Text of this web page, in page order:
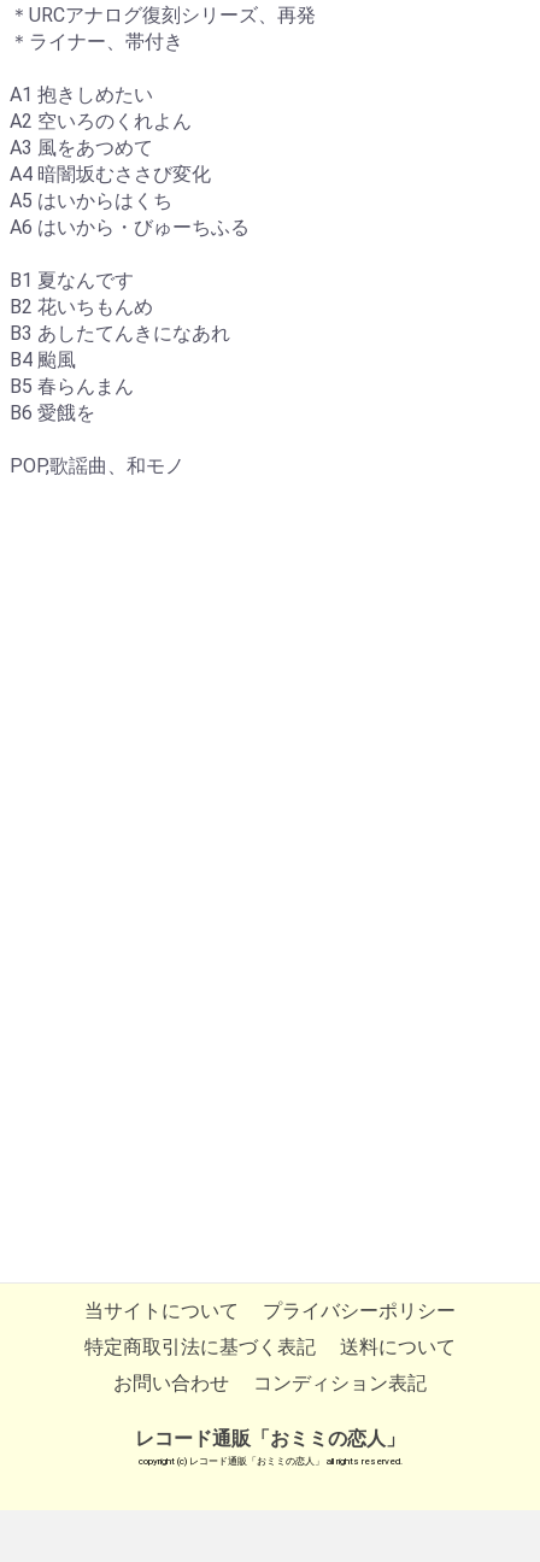
＊URCアナログ復刻シリーズ、再発
＊ライナー、帯付き
A1 抱きしめたい
A2 空いろのくれよん
A3 風をあつめて
A4 暗闇坂むささび変化
A5 はいからはくち
A6 はいから・びゅーちふる
B1 夏なんです
B2 花いちもんめ
B3 あしたてんきになあれ
B4 颱風
B5 春らんまん
B6 愛餓を
POP,歌謡曲、和モノ
当サイトについて
プライバシーポリシー
特定商取引法に基づく表記
送料について
お問い合わせ
コンディション表記
レコード通販「おミミの恋人」
copyright (c) レコード通販「おミミの恋人」 all rights reserved.